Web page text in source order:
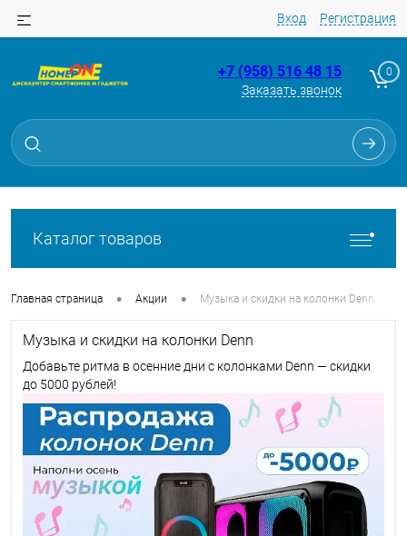
Вход Регистрация
+7 (958) 516 48 15
Заказать звонок
0
Каталог товаров
Главная страница • Акции • Музыка и скидки на колонки Denn
Музыка и скидки на колонки Denn
Добавьте ритма в осенние дни с колонками Denn — скидки
до 5000 рублей!